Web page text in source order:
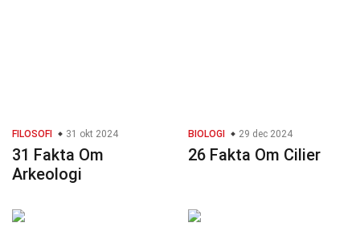
FILOSOFI 31 okt 2024
31 Fakta Om
Arkeologi
BIOLOGI 29 dec 2024
26 Fakta Om Cilier